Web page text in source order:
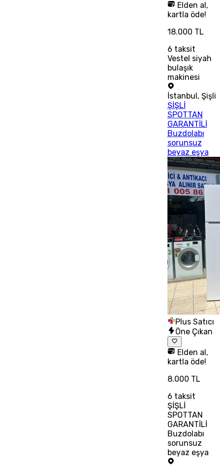
Elden al,
kartla öde!
18.000 TL
6 taksit
Vestel siyah
bulaşık
makinesi
İstanbul, Şişli
ŞİŞLİ
SPOTTAN
GARANTİLİ
Buzdolabı
sorunsuz
beyaz eşya
Plus Satıcı
Öne Çıkan
Elden al,
kartla öde!
8.000 TL
6 taksit
ŞİŞLİ
SPOTTAN
GARANTİLİ
Buzdolabı
sorunsuz
beyaz eşya